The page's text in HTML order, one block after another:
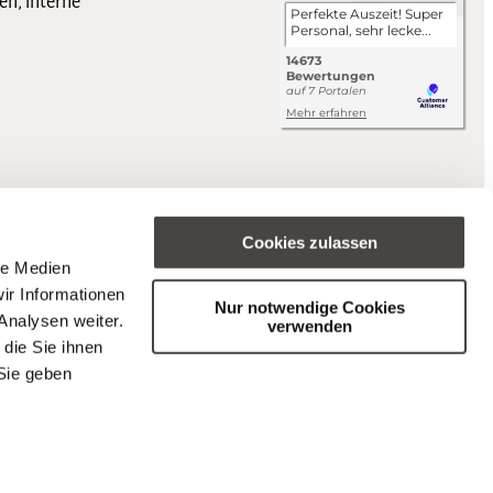
Medien
Informationen
weiter.
Sie ihnen
geben
Cookies zulassen
Nur notwendige Cookies
verwenden